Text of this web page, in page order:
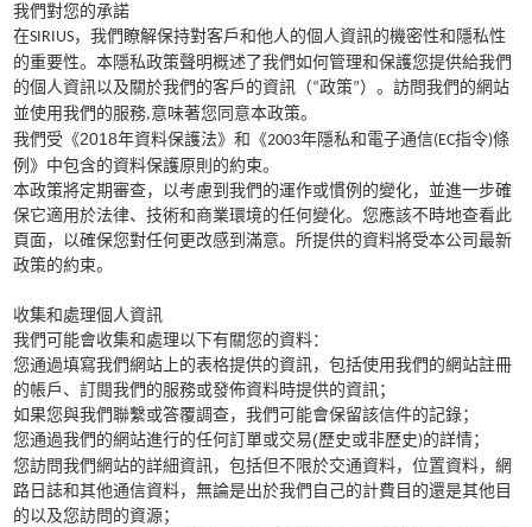
我們對您的承諾
在SIRIUS，我們瞭解保持對客戶和他人的個人資訊的機密性和隱私性
的重要性。本隱私政策聲明概述了我們如何管理和保護您提供給我們
的個人資訊以及關於我們的客戶的資訊（“政策”）。訪問我們的網站
並使用我們的服務,意味著您同意本政策。
我們受《2018年資料保護法》和《2003年隱私和電子通信(EC指令)條
例》中包含的資料保護原則的約束。
本政策將定期審查，以考慮到我們的運作或慣例的變化，並進一步確
保它適用於法律、技術和商業環境的任何變化。您應該不時地查看此
頁面，以確保您對任何更改感到滿意。所提供的資料將受本公司最新
政策的約束。
收集和處理個人資訊
我們可能會收集和處理以下有關您的資料：
您通過填寫我們網站上的表格提供的資訊，包括使用我們的網站註冊
的帳戶、訂閱我們的服務或發佈資料時提供的資訊；
如果您與我們聯繫或答覆調查，我們可能會保留該信件的記錄；
您通過我們的網站進行的任何訂單或交易(歷史或非歷史)的詳情；
您訪問我們網站的詳細資訊，包括但不限於交通資料，位置資料，網
路日誌和其他通信資料，無論是出於我們自己的計費目的還是其他目
的以及您訪問的資源；